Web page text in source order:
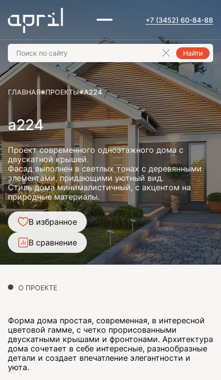
+7 (3452) 60-84-88
Найти
ГЛАВНАЯ ПРОЕКТЫ A224
a224
Проект современного одноэтажного дома с
двускатной крышей.
Фасад выполнен в светлых тонах с деревянными
элементами, придающими уютный вид.
Стиль дома минималистичный, с акцентом на
природные материалы.
В избранное
В сравнение
О ПРОЕКТЕ
Форма дома простая, современная, в интересной
цветовой гамме, с четко прорисованными
двускатными крышами и фронтонами. Архитектура
дома сочетает в себе интересные, разнообразные
детали и создает впечатление элегантности и
уюта.